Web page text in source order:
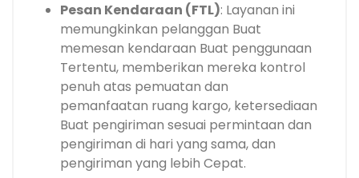
Pesan Kendaraan (FTL): Layanan ini
memungkinkan pelanggan Buat
memesan kendaraan Buat penggunaan
Tertentu, memberikan mereka kontrol
penuh atas pemuatan dan
pemanfaatan ruang kargo, ketersediaan
Buat pengiriman sesuai permintaan dan
pengiriman di hari yang sama, dan
pengiriman yang lebih Cepat.